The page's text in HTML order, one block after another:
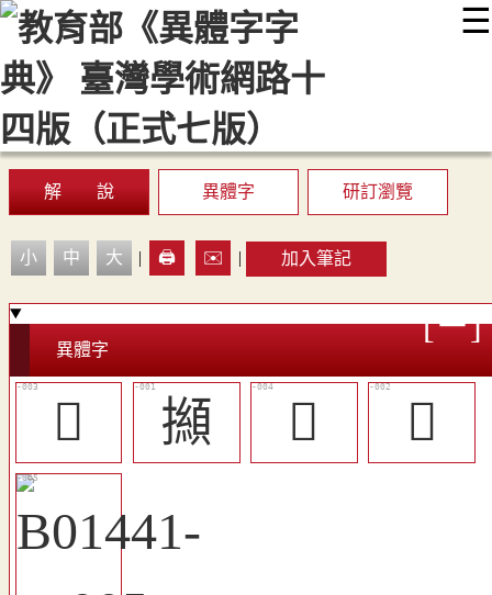
☰
::: 最新消息 常見問題 編輯說明
顯示模式
網站導覽
解 說 異體字 研訂瀏覽
小 中 大 | 🖨️ ✉️ | 加入筆記
異體字
󷨦 㩪 󷨧 𨘓